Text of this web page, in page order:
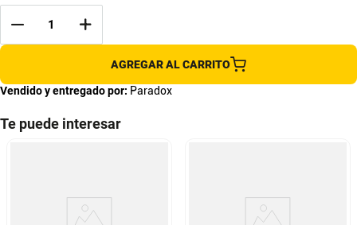
AGREGAR AL CARRITO
Vendido y entregado por: Paradox
Te puede interesar